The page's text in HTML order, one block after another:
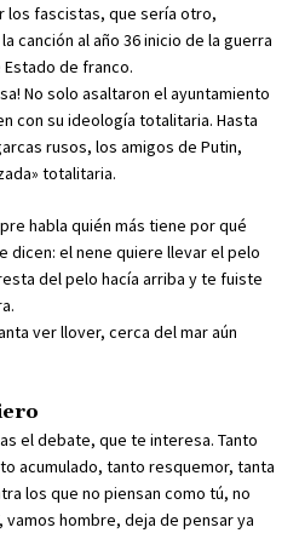
los fascistas, que sería otro,
canción al año 36 inicio de la guerra
de franco.
No solo asaltaron el ayuntamiento
con su ideología totalitaria. Hasta
rusos, los amigos de Putin,
totalitaria.
habla quién más tiene por qué
dicen: el nene quiere llevar el pelo
del pelo hacía arriba y te fuiste
ver llover, cerca del mar aún
el debate, que te interesa. Tanto
acumulado, tanto resquemor, tanta
los que no piensan como tú, no
vamos hombre, deja de pensar ya